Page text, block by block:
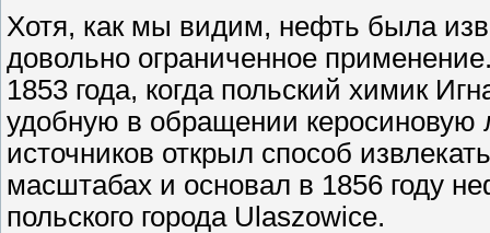
Хотя, как мы видим, нефть была
довольно ограниченное
1853 года, когда польский химик
удобную в обращении
источников открыл способ
масштабах и основал в 1856 году
польского города Ulaszowice.